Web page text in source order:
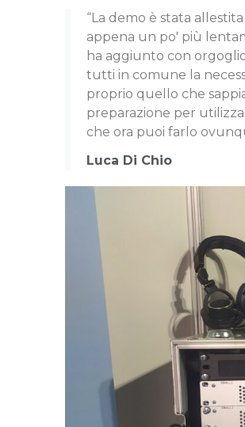
“La demo è stata
appena un po' più
ha aggiunto con
tutti in comune la
proprio quello che
preparazione per
che ora puoi farlo
Luca Di Chio